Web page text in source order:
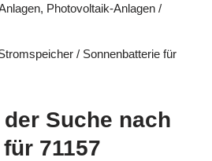
Photovoltaik-Anlagen /
/ Sonnenbatterie für
Suche nach
71157